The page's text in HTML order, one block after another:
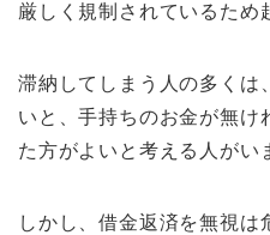
厳しく規制されているため
滞納してしまう人の多くは
いと、手持ちのお金が無け
た方がよいと考える人がい
しかし、借金返済を無視は